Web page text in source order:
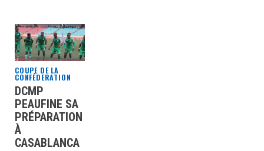
COUPE DE LA
CONFÉDERATION
DCMP
PEAUFINE SA
PRÉPARATION
À
CASABLANCA